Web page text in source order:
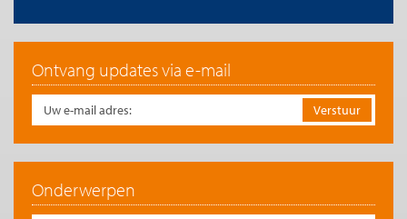
Ontvang updates via e-mail
Onderwerpen